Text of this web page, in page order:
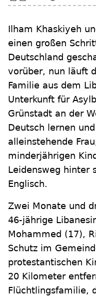
Ilham Khaskiyeh
einen großen
Deutschland
vorüber, nun läuft
Familie aus dem
Unterkunft für
Grünstadt an der
Deutsch lernen
alleinstehende
minderjährigen
Leidensweg hinter
Englisch.
Zwei Monate und
46-jährige
Mohammed (17),
Schutz im
protestantischen
20 Kilometer
Flüchtlingsfamilie,